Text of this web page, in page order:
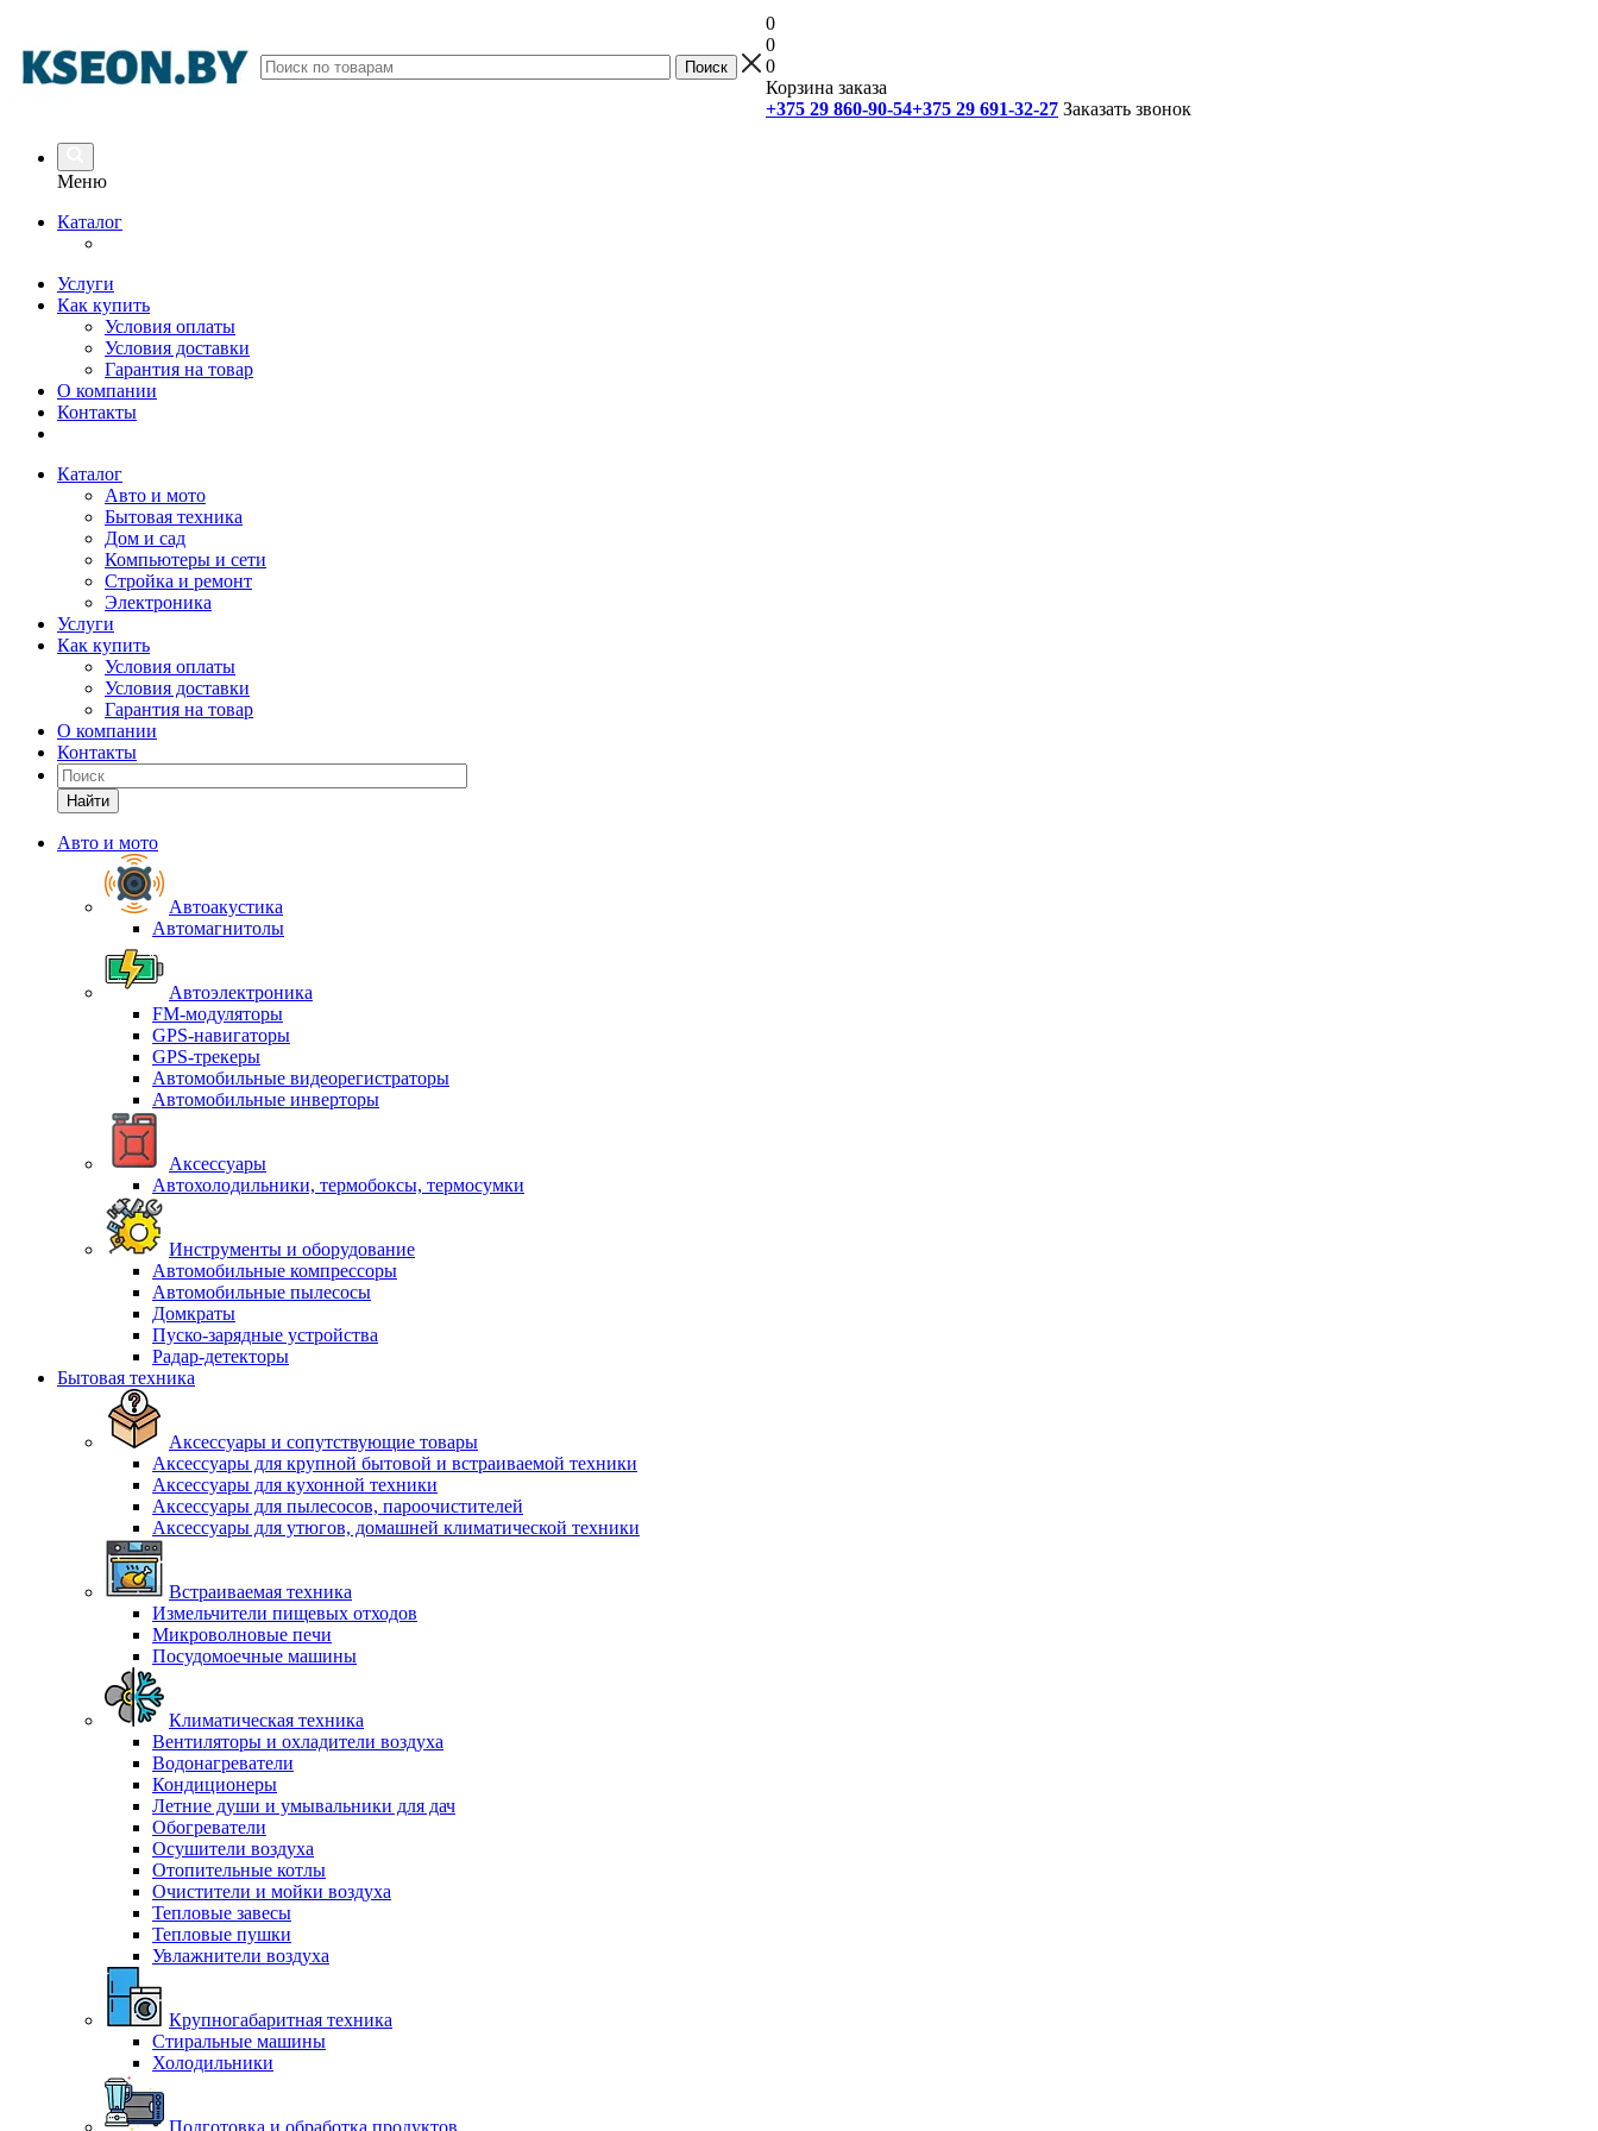
0
0
0
Корзина заказа
+375 29 860-90-54+375 29 691-32-27 Заказать звонок
Меню
Каталог
Услуги
Как купить
Условия оплаты
Условия доставки
Гарантия на товар
О компании
Контакты
Каталог
Авто и мото
Бытовая техника
Дом и сад
Компьютеры и сети
Стройка и ремонт
Электроника
Услуги
Как купить
Условия оплаты
Условия доставки
Гарантия на товар
О компании
Контакты
Найти
Авто и мото
Автоакустика
Автомагнитолы
Автоэлектроника
FM-модуляторы
GPS-навигаторы
GPS-трекеры
Автомобильные видеорегистраторы
Автомобильные инверторы
Аксессуары
Автохолодильники, термобоксы, термосумки
Инструменты и оборудование
Автомобильные компрессоры
Автомобильные пылесосы
Домкраты
Пуско-зарядные устройства
Радар-детекторы
Бытовая техника
Аксессуары и сопутствующие товары
Аксессуары для крупной бытовой и встраиваемой техники
Аксессуары для кухонной техники
Аксессуары для пылесосов, пароочистителей
Аксессуары для утюгов, домашней климатической техники
Встраиваемая техника
Измельчители пищевых отходов
Микроволновые печи
Посудомоечные машины
Климатическая техника
Вентиляторы и охладители воздуха
Водонагреватели
Кондиционеры
Летние души и умывальники для дач
Обогреватели
Осушители воздуха
Отопительные котлы
Очистители и мойки воздуха
Тепловые завесы
Тепловые пушки
Увлажнители воздуха
Крупногабаритная техника
Стиральные машины
Холодильники
Подготовка и обработка продуктов